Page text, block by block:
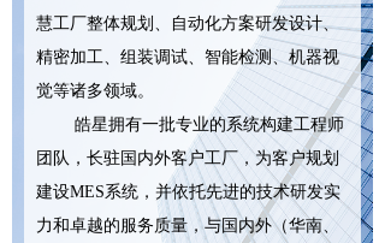
招聘信息
联系我们
慧工厂整体规划、自动化方案研发设计、
精密加工、组装调试、智能检测、机器视
觉等诸多领域。
皓星拥有一批专业的系统构建工程师
团队，长驻国内外客户工厂，为客户规划
建设MES系统，并依托先进的技术研发实
力和卓越的服务质量，与国内外（华南、